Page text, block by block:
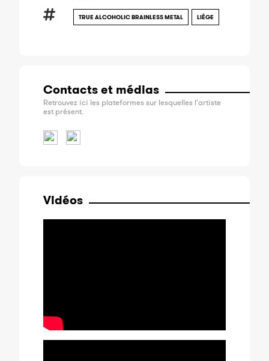
TRUE ALCOHOLIC BRAINLESS METAL LIÈGE
Contacts et médias
Retrouvez ici les plateformes sur lesquelles l'artiste
est présent.
Vidéos